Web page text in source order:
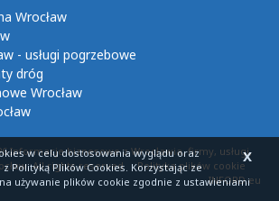
Wrocław
- usługi pogrzebowe
dróg
Wrocław
Informacje biznesowe z Wrocławia, firmy, usługi,
All rights reservedPolityka plików cookie
INFORD.eu
X
w celu dostosowania wyglądu oraz
zPolityką Plików Cookies. Korzystając ze
używanie plików cookie zgodnie z ustawieniami